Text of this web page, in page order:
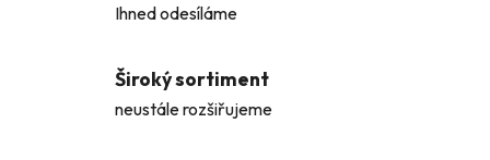
Ihned odesíláme
Široký sortiment
neustále rozšiřujeme